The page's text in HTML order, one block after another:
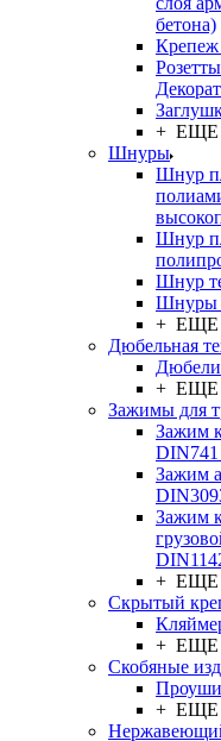
бетона)
Крепеж
+ ЕЩЕ
Шнуры
Шнур
Шнур
Шнур
Шнуры
+ ЕЩЕ
Дюбельная
Дюбели
+ ЕЩЕ
Зажимы для
Зажим
Зажим
Зажим
+ ЕЩЕ
Скрытый
+ ЕЩЕ
Скобяные
+ ЕЩЕ